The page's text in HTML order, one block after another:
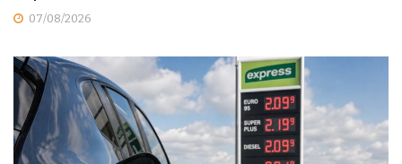
07/08/2026